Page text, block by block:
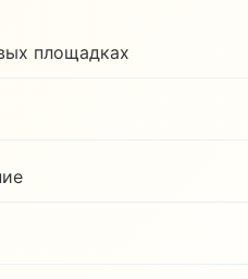
площадках